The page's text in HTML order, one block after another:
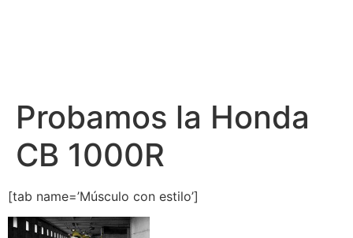
Probamos la Honda
CB 1000R
[tab name=’Músculo con estilo’]